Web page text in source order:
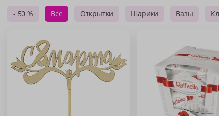
- 50 % Все Открытки Шарики Вазы